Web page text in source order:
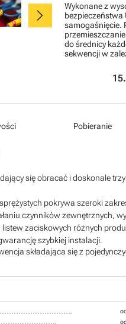
chevron_right
Wykonane z
bezpieczeństwa
samogaśnięcie.
do średnicy
sekwencji w
Pobieranie
się obracać i doskonale
pokrywa szeroki
czynników zewnętrznych,
zaciskowych różnych
szybkiej instalacji.
składająca się z